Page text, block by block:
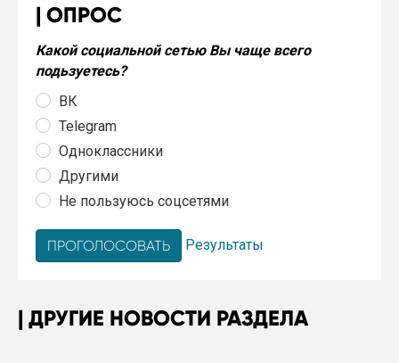
ОПРОС
Какой социальной сетью Вы чаще всего
подьзуетесь?
ВК
Telegram
Одноклассники
Другими
Не пользуюсь соцсетями
Результаты
ДРУГИЕ НОВОСТИ РАЗДЕЛА